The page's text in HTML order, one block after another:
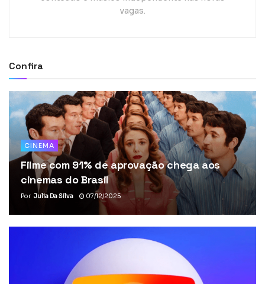
vagas.
Confira
CINEMA
Filme com 91% de aprovação chega aos
cinemas do Brasil
Por Julia Da Silva 07/12/2025